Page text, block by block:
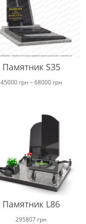
Памятник S35
45000 грн –68000 грн
Памятник L86
295807 грн